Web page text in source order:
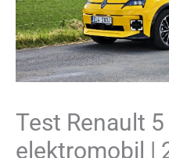
Test Renault 5
elektromobil |